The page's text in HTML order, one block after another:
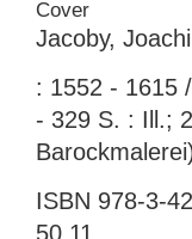
Jacoby,
: 1552 - 1615
- 329 S. : Ill.;
ISBN 978-3-
50.11